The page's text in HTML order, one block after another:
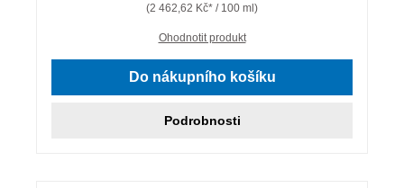
(2 462,62 Kč* / 100 ml)
Ohodnotit produkt
Do nákupního košíku
Podrobnosti